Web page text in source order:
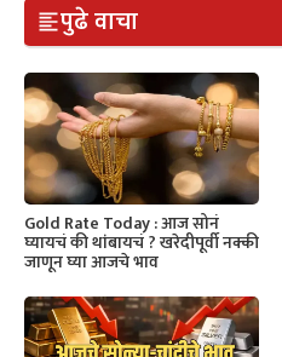
पुढे वाचा
Gold Rate Today : आज सोनं
घ्यायचं की थांबायचं ? खरेदीपूर्वी नक्की
जाणून घ्या आजचे भाव